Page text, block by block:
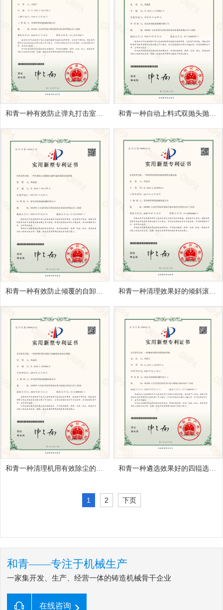
和青一种清理机用有效除尘的磁选加风选分离器 和青一种遴选效果好的四辊选铁机
1 2 下页
和青——专注于机械生产
一家集开发、生产、经营一体的铸造机械骨干企业
在线咨询